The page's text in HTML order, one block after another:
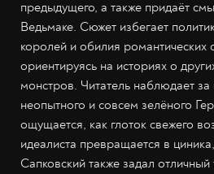
предыдущего, а также придаёт
Ведьмаке. Сюжет избегает
королей и обилия романтических
ориентируясь на историях о
монстров. Читатель наблюдает
неопытного и совсем зелёного
ощущается, как глоток свежего
идеалиста превращается в
Сапковский также задал